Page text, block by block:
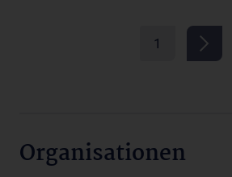
1
Organisationen